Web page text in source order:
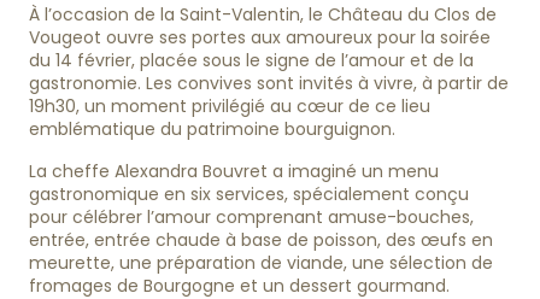
À l’occasion de la Saint-Valentin, le Château du Clos de
Vougeot ouvre ses portes aux amoureux pour la soirée
du 14 février, placée sous le signe de l’amour et de la
gastronomie. Les convives sont invités à vivre, à partir de
19h30, un moment privilégié au cœur de ce lieu
emblématique du patrimoine bourguignon.
La cheffe Alexandra Bouvret a imaginé un menu
gastronomique en six services, spécialement conçu
pour célébrer l’amour comprenant amuse-bouches,
entrée, entrée chaude à base de poisson, des œufs en
meurette, une préparation de viande, une sélection de
fromages de Bourgogne et un dessert gourmand.